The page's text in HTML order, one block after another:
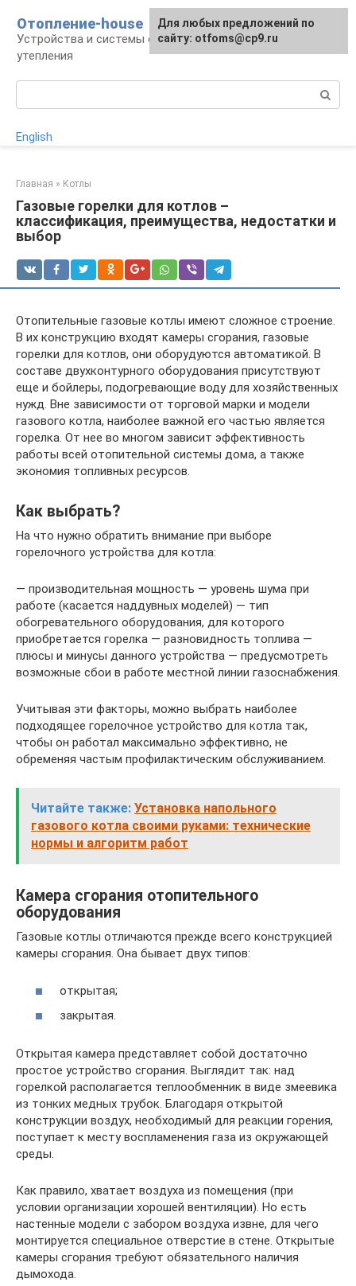
контенту
Отопление-house
Устройства и системы отопления, способы
утепления
English
Главная » Котлы
Газовые горелки для котлов –
классификация, преимущества, недостатки и
выбор
Отопительные газовые котлы имеют сложное строение.
В их конструкцию входят камеры сгорания, газовые
горелки для котлов, они оборудуются автоматикой. В
составе двухконтурного оборудования присутствуют
еще и бойлеры, подогревающие воду для хозяйственных
нужд. Вне зависимости от торговой марки и модели
газового котла, наиболее важной его частью является
горелка. От нее во многом зависит эффективность
работы всей отопительной системы дома, а также
экономия топливных ресурсов.
Как выбрать?
На что нужно обратить внимание при выборе
горелочного устройства для котла:
— производительная мощность — уровень шума при
работе (касается наддувных моделей) — тип
обогревательного оборудования, для которого
приобретается горелка — разновидность топлива —
плюсы и минусы данного устройства — предусмотреть
возможные сбои в работе местной линии газоснабжения.
Учитывая эти факторы, можно выбрать наиболее
подходящее горелочное устройство для котла так,
чтобы он работал максимально эффективно, не
обременяя частым профилактическим обслуживанием.
Читайте также: Установка напольного
газового котла своими руками: технические
нормы и алгоритм работ
Камера сгорания отопительного
оборудования
Газовые котлы отличаются прежде всего конструкцией
камеры сгорания. Она бывает двух типов:
открытая;
закрытая.
Открытая камера представляет собой достаточно
простое устройство сгорания. Выглядит так: над
горелкой располагается теплообменник в виде змеевика
из тонких медных трубок. Благодаря открытой
конструкции воздух, необходимый для реакции горения,
поступает к месту воспламенения газа из окружающей
среды.
Как правило, хватает воздуха из помещения (при
условии организации хорошей вентиляции). Но есть
настенные модели с забором воздуха извне, для чего
монтируется специальное отверстие в стене. Открытые
камеры сгорания требуют обязательного наличия
дымохода.
Для любых предложений по
сайту: otfoms@cp9.ru